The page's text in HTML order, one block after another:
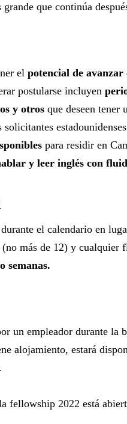
grande que continúa
el potencial de avanzar
postularse incluyen
y otros que deseen tener
estadounidenses
para residir en
y leer inglés con
el calendario en
(no más de 12) y
semanas.
un empleador durante la
alojamiento, estará
fellowship 2022 está